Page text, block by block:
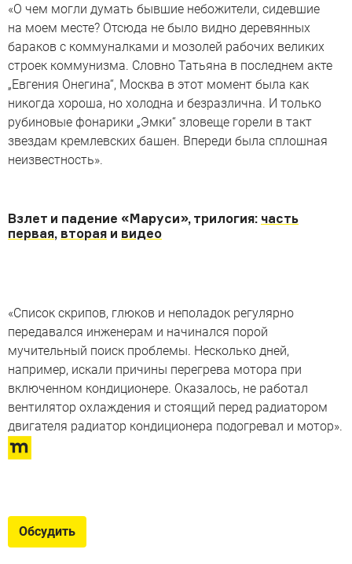
«О чем могли думать бывшие небожители, сидевшие
на моем месте? Отсюда не было видно деревянных
бараков с коммуналками и мозолей рабочих великих
строек коммунизма. Словно Татьяна в последнем акте
„Евгения Онегина“, Москва в этот момент была как
никогда хороша, но холодна и безразлична. И только
рубиновые фонарики „Эмки“ зловеще горели в такт
звездам кремлевских башен. Впереди была сплошная
неизвестность».
Взлет и падение «Маруси», трилогия: часть
первая, вторая и видео
«Список скрипов, глюков и неполадок регулярно
передавался инженерам и начинался порой
мучительный поиск проблемы. Несколько дней,
например, искали причины перегрева мотора при
включенном кондиционере. Оказалось, не работал
вентилятор охлаждения и стоящий перед радиатором
двигателя радиатор кондиционера подогревал и мотор».
Обсудить